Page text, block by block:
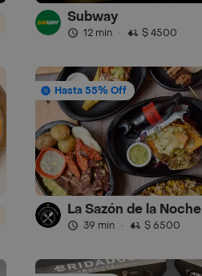
Subway
12 min · $ 4500
Hasta 55% Off
La Sazón de la Noche
39 min · $ 6500